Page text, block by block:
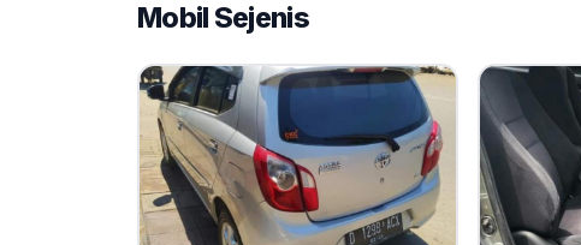
Mobil Sejenis